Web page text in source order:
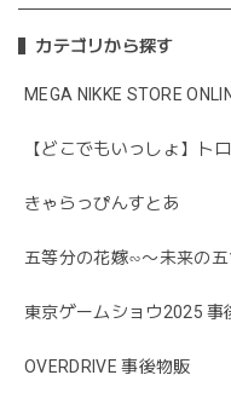
カテゴリから探す
MEGA NIKKE STORE
【どこでもいっしょ】ト
きゃらっぴんすとあ
五等分の花嫁∽〜未来の
東京ゲームショウ2025
OVERDRIVE 事後物販